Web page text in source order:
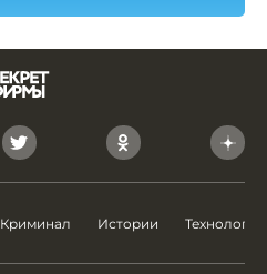
Криминал Истории Технологии